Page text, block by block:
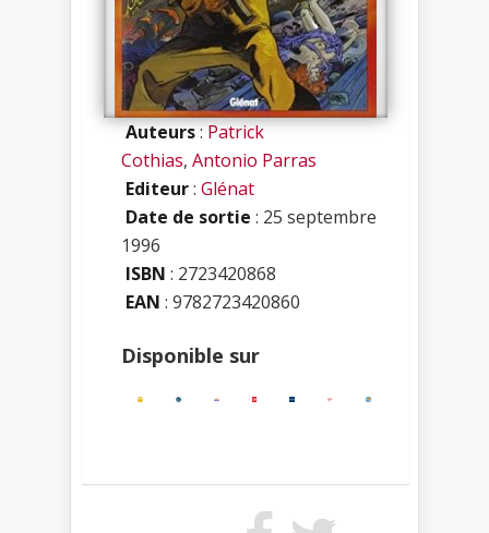
Auteurs:Patrick
Cothias, Antonio Parras
Editeur: Glénat
Date de sortie : 25 septembre
1996
ISBN : 2723420868
EAN : 9782723420860
Disponible sur